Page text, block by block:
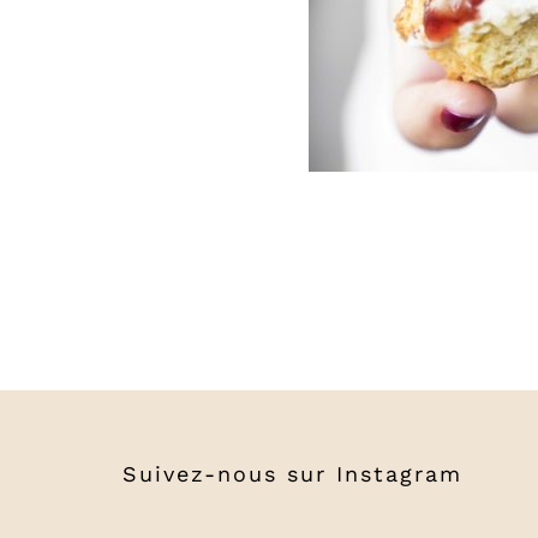
Suivez-nous sur Instagram